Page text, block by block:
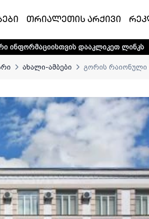
თრიალეთის არქივი
დააკლიკეთ ლინკს დაუდექით
ახალი-ამბები გორის რაიონული